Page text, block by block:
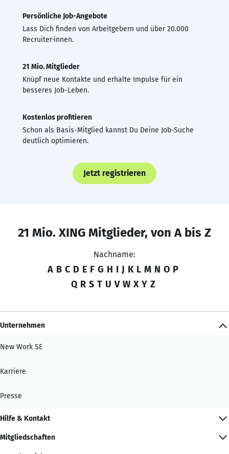
Persönliche Job-Angebote
Lass Dich finden von Arbeitgebern und über 20.000
Recruiter·innen.
21 Mio. Mitglieder
Knüpf neue Kontakte und erhalte Impulse für ein
besseres Job-Leben.
Kostenlos profitieren
Schon als Basis-Mitglied kannst Du Deine Job-Suche
deutlich optimieren.
Jetzt registrieren
21 Mio. XING Mitglieder, von A bis Z
Nachname:
A B C D E F G H I J K L M N O P
Q R S T U V W X Y Z
Unternehmen
New Work SE
Karriere
Presse
Hilfe & Kontakt
Mitgliedschaften